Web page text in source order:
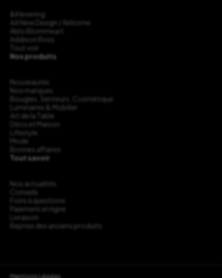
&Klevering
AA New Design / Airborne
Ablo Blommeart
Addison Ross
Tout voir
Nos produits
Nouveautés
Nos marques
Bougies, Senteurs, Cosmétique
Luminaires & Mobilier
Art de la Table
Déco et Maison
Lifestyle
Mode
Bonnes affaires
Tout savoir
Nos actualités
Conseils
Foire à questions
Paiement en ligne
Livraison
Reprise des anciens produits
Mentions Légales